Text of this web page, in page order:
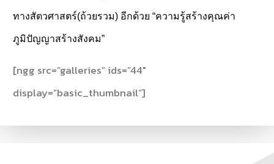
ทางสัตวศาสตร์(ถ้วยรวม) อีกด้วย “ความรู้สร้างคุณค่า
ภูมิปัญญาสร้างสังคม”
[ngg src=”galleries” ids=”44″
display=”basic_thumbnail”]